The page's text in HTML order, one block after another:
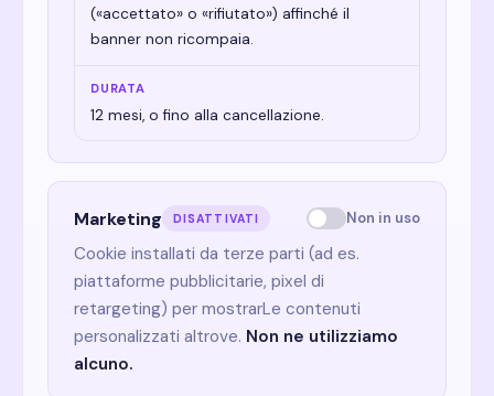
(«accettato» o «rifiutato») affinché il
banner non ricompaia.
12 mesi, o fino alla cancellazione.
Marketing DISATTIVATI Non in uso
Cookie installati da terze parti (ad es.
piattaforme pubblicitarie, pixel di
retargeting) per mostrarLe contenuti
personalizzati altrove. Non ne utilizziamo
alcuno.